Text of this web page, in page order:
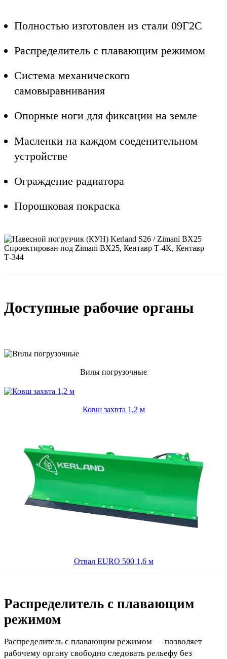
Полностью изготовлен из стали 09Г2С
Распределитель с плавающим режимом
Система механического
самовыравнивания
Опорные ноги для фиксации на земле
Масленки на каждом соеденительном
устройстве
Ограждение радиатора
Порошковая покраска
Доступные рабочие органы
Вилы погрузочные
Ковш захвта 1,2 м
Отвал EURO 500 1,6 м
Распределитель с плавающим
режимом
Распределитель с плавающим режимом — позволяет
рабочему органу свободно следовать рельефу без